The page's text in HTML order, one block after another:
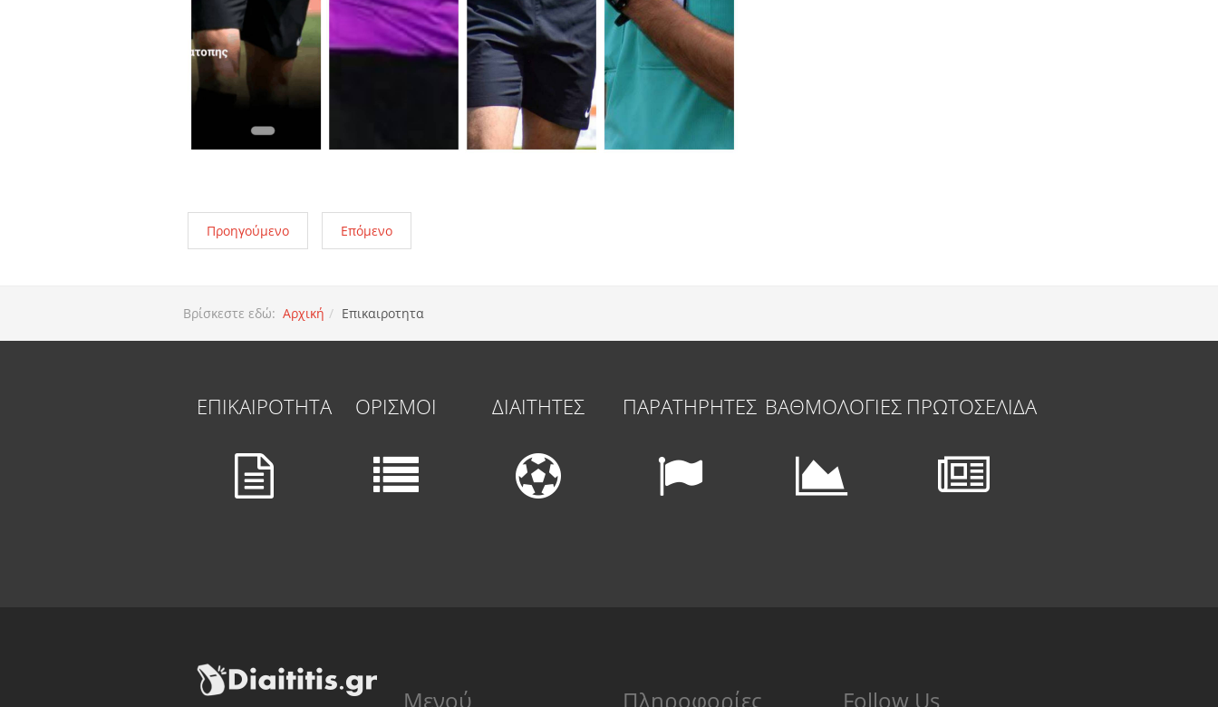
Προηγούμενο Επόμενο
Βρίσκεστε εδώ: Αρχική Επικαιροτητα
ΕΠΙΚΑΙΡΟΤΗΤΑ ΟΡΙΣΜΟΙ ΔΙΑΙΤΗΤΕΣ ΠΑΡΑΤΗΡΗΤΕΣ ΒΑΘΜΟΛΟΓΙΕΣ ΠΡΩΤΟΣΕΛΙΔΑ
Μενού Πληροφορίες Follow Us